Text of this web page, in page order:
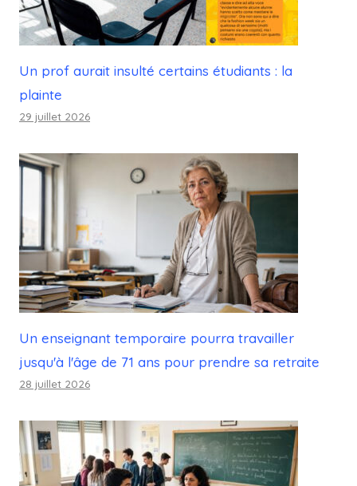
Un prof aurait insulté certains étudiants : la
plainte
29 juillet 2026
Un enseignant temporaire pourra travailler
jusqu'à l'âge de 71 ans pour prendre sa retraite
28 juillet 2026